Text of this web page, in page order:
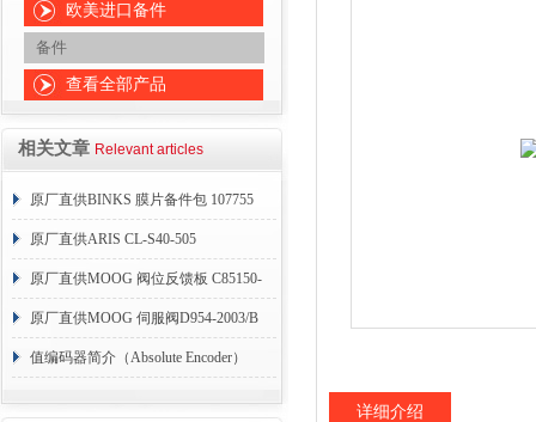
欧美进口备件
备件
查看全部产品
相关文章 Relevant articles
原厂直供BINKS 膜片备件包 107755
原厂直供ARIS CL-S40-505
原厂直供MOOG 阀位反馈板 C85150-
004
原厂直供MOOG 伺服阀D954-2003/B
值编码器简介（Absolute Encoder）
详细介绍